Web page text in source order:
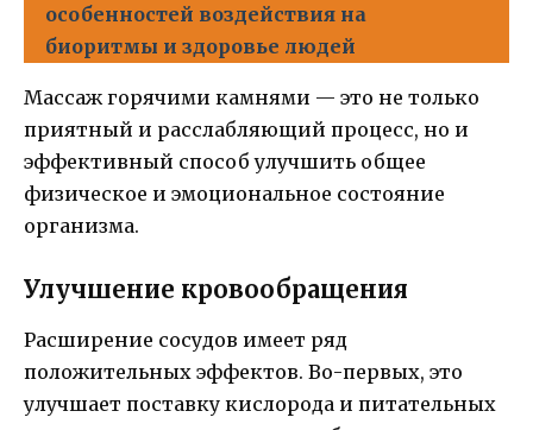
особенностей воздействия на
биоритмы и здоровье людей
Массаж горячими камнями — это не только
приятный и расслабляющий процесс, но и
эффективный способ улучшить общее
физическое и эмоциональное состояние
организма.
Улучшение кровообращения
Расширение сосудов имеет ряд
положительных эффектов. Во-первых, это
улучшает поставку кислорода и питательных